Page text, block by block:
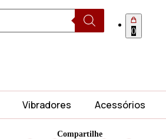
0
Vibradores Acessórios
Compartilhe